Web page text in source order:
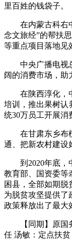
里百姓的钱袋子。
在内蒙古科右中
念文旅经”的帮扶
等重点项目落地见
中央广播电视总
阔的消费市场，助
在陕西淳化，中
培训，推出果树认
统30万员工开展消
在甘肃东乡布楞
通、把新农村建设
到2020年底，中
教育部、国资委等
困县，全部如期脱
为脱贫攻坚提供了
政策释放出了最大
【同期】原国务
任 汤敏：定点扶